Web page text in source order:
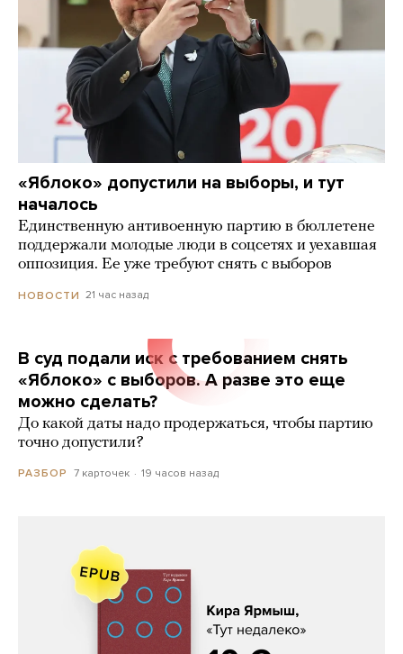
«Яблоко» допустили на выборы, и тут
началось
Единственную антивоенную партию в бюллетене
поддержали молодые люди в соцсетях и уехавшая
оппозиция. Ее уже требуют снять с выборов
НОВОСТИ 21 час назад
В суд подали иск с требованием снять
«Яблоко» с выборов. А разве это еще
можно сделать?
До какой даты надо продержаться, чтобы партию
точно допустили?
РАЗБОР 7 карточек 19 часов назад